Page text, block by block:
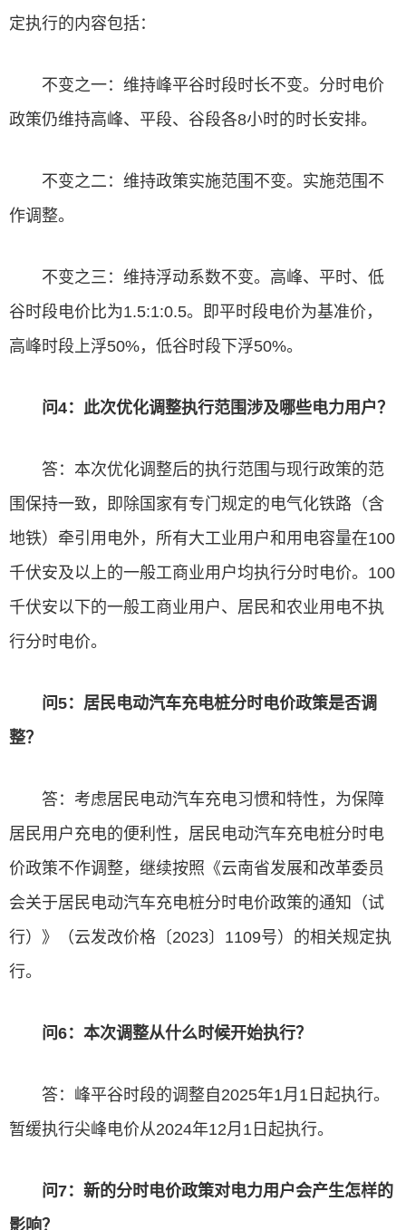
定执行的内容包括：
不变之一：维持峰平谷时段时长不变。分时电价
政策仍维持高峰、平段、谷段各8小时的时长安排。
不变之二：维持政策实施范围不变。实施范围不
作调整。
不变之三：维持浮动系数不变。高峰、平时、低
谷时段电价比为1.5:1:0.5。即平时段电价为基准价，
高峰时段上浮50%，低谷时段下浮50%。
问4：此次优化调整执行范围涉及哪些电力用户？
答：本次优化调整后的执行范围与现行政策的范
围保持一致，即除国家有专门规定的电气化铁路（含
地铁）牵引用电外，所有大工业用户和用电容量在100
千伏安及以上的一般工商业用户均执行分时电价。100
千伏安以下的一般工商业用户、居民和农业用电不执
行分时电价。
问5：居民电动汽车充电桩分时电价政策是否调
整？
答：考虑居民电动汽车充电习惯和特性，为保障
居民用户充电的便利性，居民电动汽车充电桩分时电
价政策不作调整，继续按照《云南省发展和改革委员
会关于居民电动汽车充电桩分时电价政策的通知（试
行）》（云发改价格〔2023〕1109号）的相关规定执
行。
问6：本次调整从什么时候开始执行？
答：峰平谷时段的调整自2025年1月1日起执行。
暂缓执行尖峰电价从2024年12月1日起执行。
问7：新的分时电价政策对电力用户会产生怎样的
影响？